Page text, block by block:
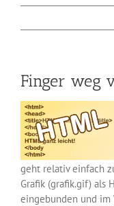
Finger weg
geht relativ einfach
Grafik (grafik.gif) als
eingebunden und im